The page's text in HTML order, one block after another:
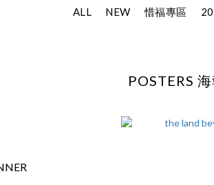
ALL NEW 惜福專區
POSTERS 海